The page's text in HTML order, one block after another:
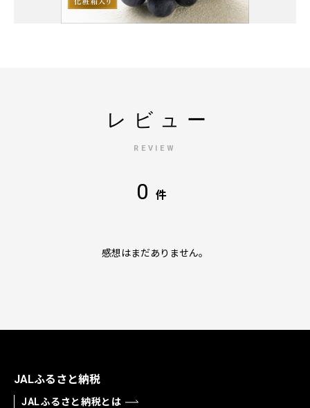
レビュー
REVIEW
0 件
感想はまだありません。
JALふるさと納税
JALふるさと納税とは